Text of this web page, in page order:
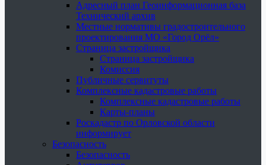
Адресный план Геоинформационная база
Технический архив
Местные нормативы градостроительного
проектирования МО «Город Орёл»
Страница застройщика
Страница застройщика
Комиссия
Публичные сервитуты
Комплексные кадастровые работы
Комплексные кадастровые работы
Карты-планы
Роскадастр по Орловской области
информирует
Безопасность
Безопасность